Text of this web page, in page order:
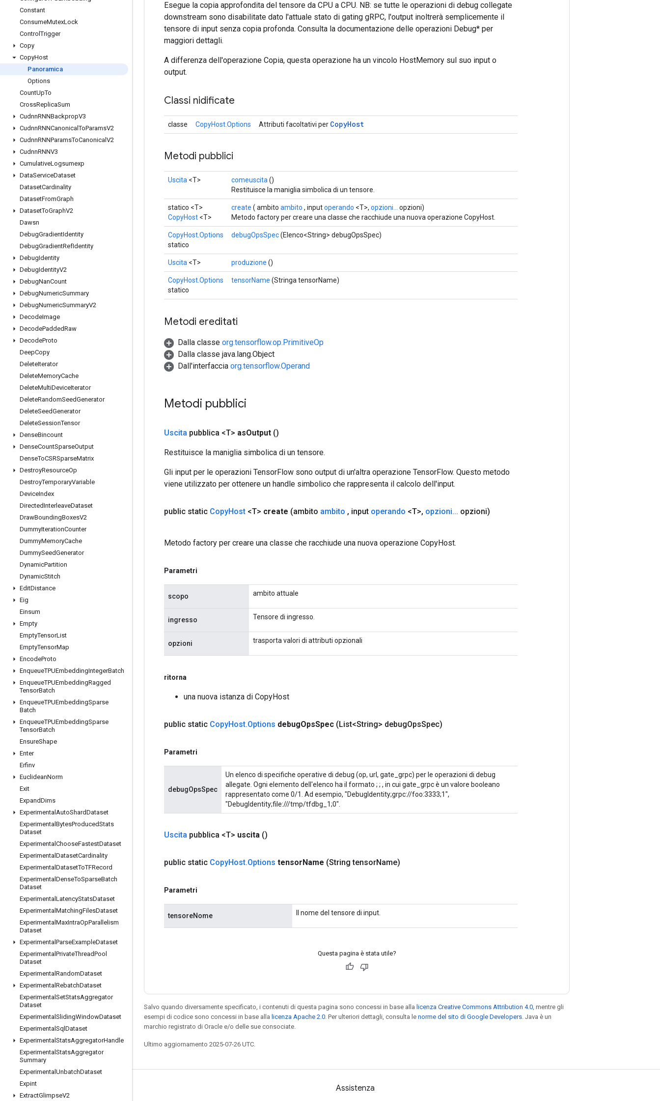
Constant
ConsumeMutexLock
ControlTrigger
Copy
CopyHost
Panoramica
Options
CountUpTo
CrossReplicaSum
CudnnRNNBackpropV3
CudnnRNNCanonicalToParamsV2
CudnnRNNParamsToCanonical V2
CudnnRNNV3
CumulativeLogsumexp
DataServiceDataset
DatasetCardinality
DatasetFromGraph
DatasetToGraphV2
Dawsn
DebugGradientIdentity
DebugGradientRefIdentity
DebugIdentity
DebugIdentityV2
DebugNanCount
DebugNumericSummary
DebugNumericSummaryV2
DecodeImage
DecodePaddedRaw
DecodeProto
DeepCopy
DeleteIterator
DeleteMemoryCache
DeleteMultiDeviceIterator
DeleteRandomSeedGenerator
DeleteSeedGenerator
DeleteSessionTensor
DenseBincount
DenseCountSparseOutput
DenseToCSRSparseMatrix
DestroyResourceOp
DestroyTemporaryVariable
DeviceIndex
DirectedInterleaveDataset
DrawBoundingBoxesV2
DummyIterationCounter
DummyMemoryCache
DummySeedGenerator
DynamicPartition
DynamicStitch
EditDistance
Eig
Einsum
Empty
EmptyTensorList
EmptyTensorMap
EncodeProto
EnqueueTPUEmbeddingIntegerBatch
EnqueueTPUEmbeddingRagged
TensorBatch
EnqueueTPUEmbeddingSparse
Batch
EnqueueTPUEmbeddingSparse
TensorBatch
EnsureShape
Enter
Erfinv
EuclideanNorm
Exit
ExpandDims
Experimental AutoShardDataset
Experimental BytesProducedStats
Dataset
Experimental ChooseFastestDataset
Experimental DatasetCardinality
Experimental DatasetToTFRecord
Experimental DenseToSparseBatch
Dataset
Experimental LatencyStatsDataset
Experimental MatchingFilesDataset
Experimental MaxIntraOpParallelism
Dataset
Experimental ParseExampleDataset
Experimental PrivateThreadPool
Dataset
Experimental RandomDataset
Experimental RebatchDataset
Experimental SetStatsAggregator
Dataset
Experimental SlidingWindowDataset
Experimental Sql Dataset
Experimental StatsAggregatorHandle
Experimental StatsAggregator
Summary
Experimental UnbatchDataset
Expint
ExtractGlimpseV2
Esegue la copia approfondita del tensore da CPU a CPU. NB: se tutte le operazioni di debug collegate
downstream sono disabilitate dato l'attuale stato di gating gRPC, l'output inoltrerà semplicemente il
tensore di input senza copia profonda. Consulta la documentazione delle operazioni Debug* per
maggiori dettagli.
A differenza dell'operazione Copia, questa operazione ha un vincolo HostMemory sul suo input o
output.
Classi nidificate
classe CopyHost.Options Attributi facoltativi per CopyHost
Metodi pubblici
Uscita <T> comeuscita ()
Restituisce la maniglia simbolica di un tensore.
statico <T>
CopyHost <T>
create ( ambito ambito , inputoperando <T>, opzioni...
opzioni)
Metodo factory per creare una classe che racchiude una nuova operazione CopyHost.
CopyHost.Options
statico
debugOpsSpec(Elenco<String> debugOpsSpec)
Uscita <T> produzione ()
CopyHost.Options
statico
tensorName (Stringa tensorName)
Metodi ereditati
Dalla classe org.tensorflow.op.PrimitiveOp
Dalla classe java.lang.Object
Dall'interfaccia org.tensorflow.Operand
Metodi pubblici
Uscita pubblica <T> asOutput ()
Restituisce la maniglia simbolica di un tensore.
Gli input per le operazioni TensorFlow sono output di un'altra operazione TensorFlow. Questo metodo
viene utilizzato per ottenere un handle simbolico che rappresenta il calcolo dell'input.
public static CopyHost <T> create (ambito ambito , input operando <T>, opzioni... opzioni)
Metodo factory per creare una classe che racchiude una nuova operazione CopyHost.
Parametri
scopo ambito attuale
ingresso Tensore di ingresso.
opzioni trasporta valori di attributi opzionali
ritorna
una nuova istanza di CopyHost
public static CopyHost.Options debugOpsSpec (List<String> debugOpsSpec)
Parametri
debugOpsSpec
Un elenco di specifiche operative di debug (op, url, gate_grpc) per le operazioni di debug
allegate. Ogni elemento dell'elenco ha il formato ; ; , in cui gate_grpc è un valore booleano
rappresentato come 0/1. Ad esempio, "DebugIdentity;grpc://foo:3333;1",
"DebugIdentity;file:///tmp/tfdbg_1;0".
Uscita pubblica <T> uscita ()
public static CopyHost.Options tensorName (String tensorName)
Parametri
tensoreNome Il nome del tensore di input.
Questa pagina è stata utile?
Salvo quando diversamente specificato, i contenuti di questa pagina sono concessi in base alla licenza Creative Commons Attribution 4.0 , mentre gli
esempi di codice sono concessi in base alla licenza Apache 2.0 . Per ulteriori dettagli, consulta le norme del sito di Google Developers . Java è un
marchio registrato di Oracle e/o delle sue consociate.
Ultimo aggiornamento 2025-07-26 UTC.
Resta connesso Assistenza